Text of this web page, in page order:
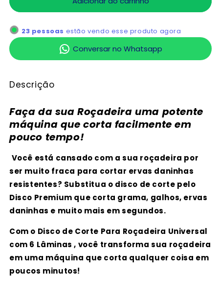
6
LÂMINAS
ROÇADEIRA
LÂMINAS
23 pessoas estão vendo esse produto agora
Conversar no Whatsapp
Descrição
Faça da sua Roçadeira uma potente
máquina que corta facilmente em
pouco tempo!
Você está cansado com a sua roçadeira por
ser muito fraca para cortar ervas daninhas
resistentes? Substitua o disco de corte pelo
Disco Premium que corta grama, galhos, ervas
daninhas e muito mais em segundos.
Com o Disco de Corte Para Roçadeira Universal
com 6 Lâminas , você transforma sua roçadeira
em uma máquina que corta qualquer coisa em
poucos minutos!